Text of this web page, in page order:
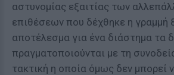
αστυνομίας εξαιτίας των
επιθέσεων που δέχθηκε η γραμμή
αποτέλεσμα για ένα διάστημα τα
πραγματοποιούνται με τη
τακτική η οποία όμως δεν μπορεί